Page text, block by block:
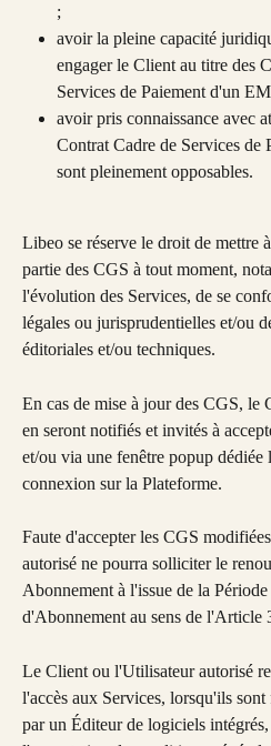
;
avoir la pleine capacité
engager le Client au titre des
Services de Paiement d'un
avoir pris connaissance avec
Contrat Cadre de Services
sont pleinement opposables.
Libeo se réserve le droit de mettre
partie des CGS à tout moment,
l'évolution des Services, de se
légales ou jurisprudentielles et/ou
éditoriales et/ou techniques.
En cas de mise à jour des CGS, le
en seront notifiés et invités à
et/ou via une fenêtre popup dédiée
connexion sur la Plateforme.
Faute d'accepter les CGS
autorisé ne pourra solliciter le
Abonnement à l'issue de la
d'Abonnement au sens de l'Article
Le Client ou l'Utilisateur autorisé
l'accès aux Services, lorsqu'ils
par un Éditeur de logiciels